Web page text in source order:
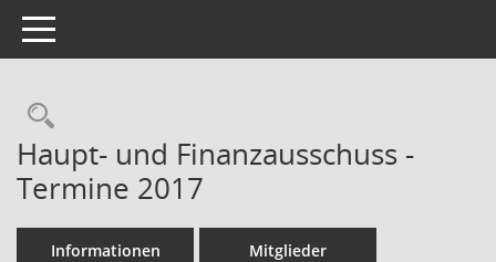
Toggle navigation
Rechercheauswahl
Haupt- und Finanzausschuss -
Termine 2017
Informationen Mitglieder